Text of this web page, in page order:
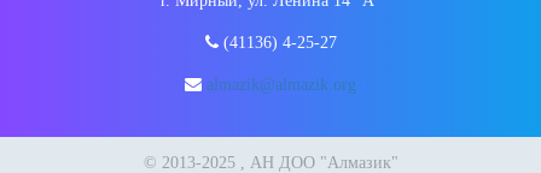
(41136) 4-25-27
almazik@almazik.org
© 2013-2025 , АН ДОО "Алмазик"